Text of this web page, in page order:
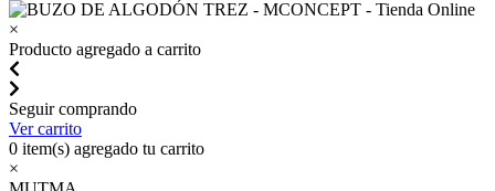
×
Producto agregado a carrito
Seguir comprando
Ver carrito
0 item(s) agregado tu carrito
×